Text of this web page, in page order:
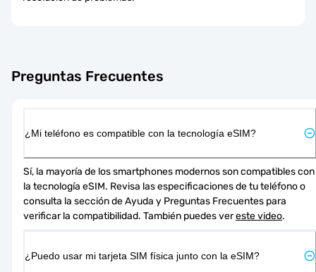
Preguntas Frecuentes
¿Mi teléfono es compatible con la tecnología eSIM?
Sí, la mayoría de los smartphones modernos son compatibles con
la tecnología eSIM. Revisa las especificaciones de tu teléfono o
consulta la sección de Ayuda y Preguntas Frecuentes para
verificar la compatibilidad. También puedes ver este video.
¿Puedo usar mi tarjeta SIM física junto con la eSIM?